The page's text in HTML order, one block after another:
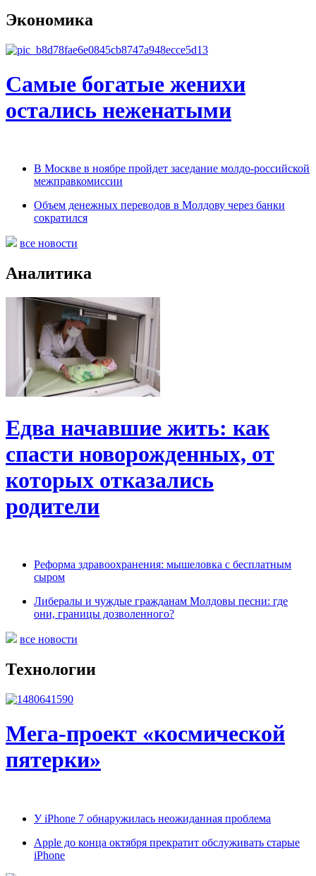
Экономика
Самые богатые женихи
остались неженатыми
В Москве в ноябре пройдет заседание молдо-российской
межправкомиссии
Объем денежных переводов в Молдову через банки
сократился
все новости
Аналитика
Едва начавшие жить: как
спасти новорожденных, от
которых отказались
родители
Реформа здравоохранения: мышеловка с бесплатным
сыром
Либералы и чуждые гражданам Молдовы песни: где
они, границы дозволенного?
все новости
Технологии
Мега-проект «космической
пятерки»
У iPhone 7 обнаружилась неожиданная проблема
Apple до конца октября прекратит обслуживать старые
iPhone